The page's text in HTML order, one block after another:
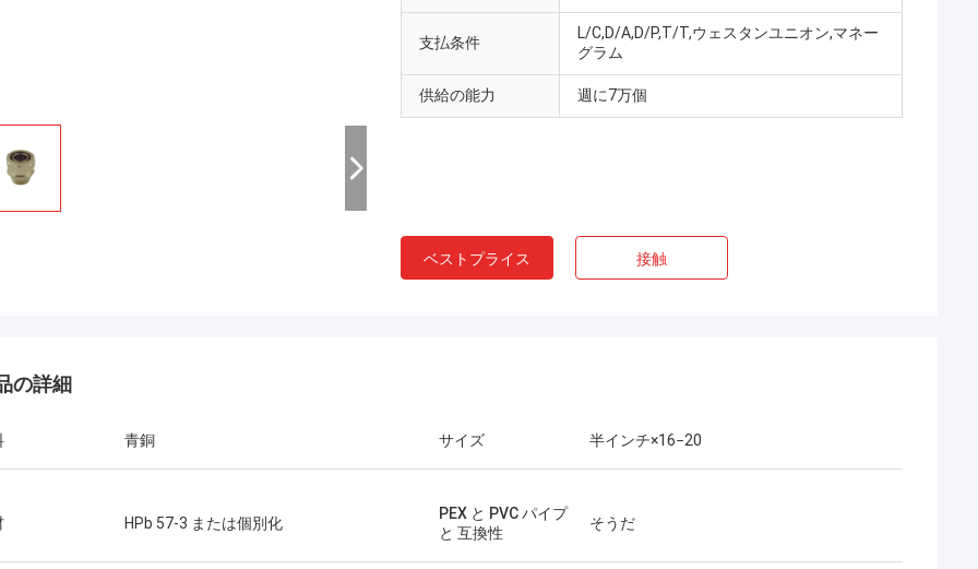
支払条件
L/C,D/A,D/P,T/T,ウェスタンユニオン,マネー
グラム
供給の能力 週に7万個
ベストプライス 接触
の詳細
青銅 サイズ 半インチ×16−20
HPb 57-3 または個別化
PEX と PVC パイプ
と 互換性
そうだ